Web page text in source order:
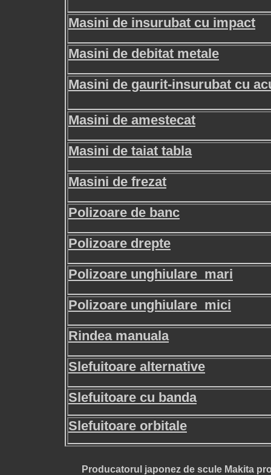
Producatorul japonez de scule Makita
Masini de insurubat cu impact
Masini de debitat metale
Masini de gaurit-insurubat cu
Masini de amestecat
Masini de taiat tabla
Masini de frezat
Polizoare de banc
Polizoare drepte
Polizoare unghiulare mari
Polizoare unghiulare mici
Rindea manuala
Slefuitoare alternative
Slefuitoare cu banda
Slefuitoare orbitale